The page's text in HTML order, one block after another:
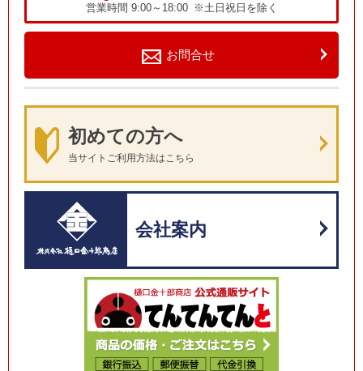
営業時間 9:00～18:00 ※土日祝日を除く
お問合せ
初めての方へ
当サイトご利用方法はこちら
会社案内